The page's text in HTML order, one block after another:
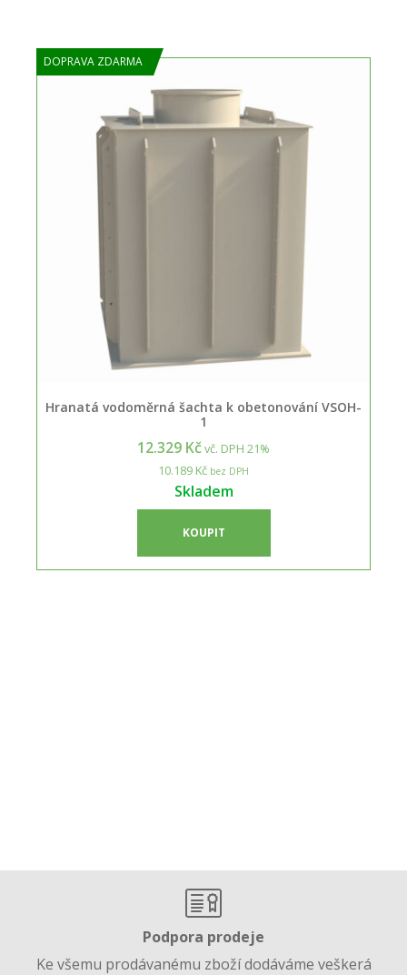
DOPRAVA ZDARMA
Hranatá vodoměrná šachta k obetonování VSOH-
1
12.329 Kčvč. DPH 21%
10.189 Kč bez DPH
Skladem
KOUPIT
Podpora prodeje
Ke všemu prodávanému zboží dodáváme veškerá